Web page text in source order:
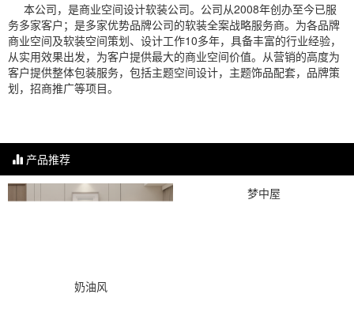
本公司，是商业空间设计软装公司。公司从2008年创办至今已服
务多家客户；是多家优势品牌公司的软装全案战略服务商。为各品牌
商业空间及软装空间策划、设计工作10多年，具备丰富的行业经验，
从实用效果出发，为客户提供最大的商业空间价值。从营销的高度为
客户提供整体包装服务，包括主题空间设计，主题饰品配套，品牌策
划，招商推广等项目。
产品推荐
奶油风
梦中屋